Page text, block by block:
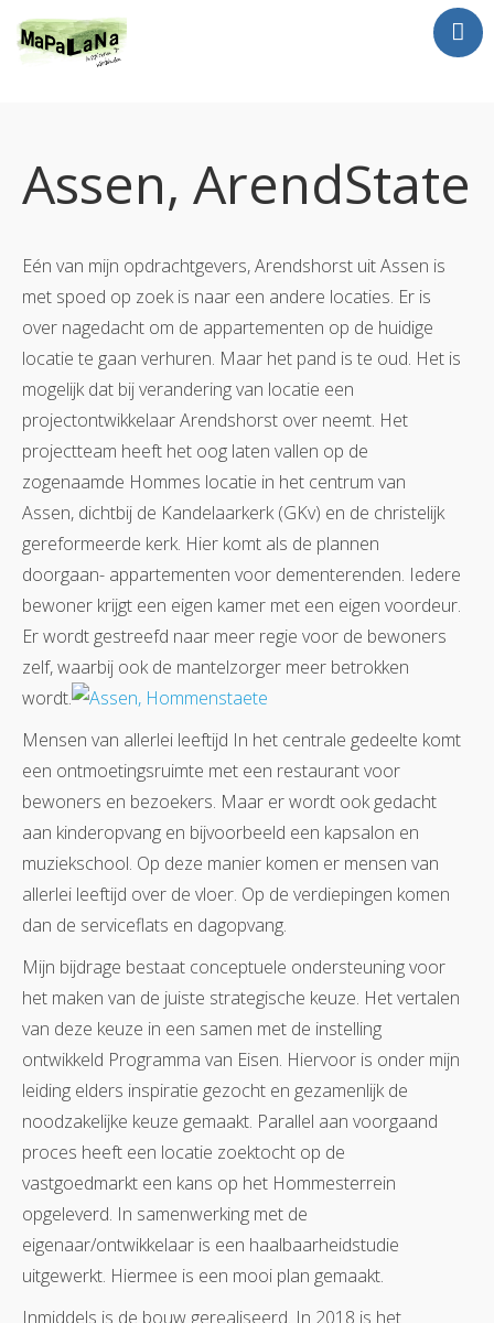
Netwerken en Partners
Opdrachten
Contact
Assen, ArendState
Eén van mijn opdrachtgevers, Arendshorst uit Assen is
met spoed op zoek is naar een andere locaties. Er is
over nagedacht om de appartementen op de huidige
locatie te gaan verhuren. Maar het pand is te oud. Het is
mogelijk dat bij verandering van locatie een
projectontwikkelaar Arendshorst over neemt. Het
projectteam heeft het oog laten vallen op de
zogenaamde Hommes locatie in het centrum van
Assen, dichtbij de Kandelaarkerk (GKv) en de christelijk
gereformeerde kerk. Hier komt als de plannen
doorgaan- appartementen voor dementerenden. Iedere
bewoner krijgt een eigen kamer met een eigen voordeur.
Er wordt gestreefd naar meer regie voor de bewoners
zelf, waarbij ook de mantelzorger meer betrokken
wordt.
Mensen van allerlei leeftijd In het centrale gedeelte komt
een ontmoetingsruimte met een restaurant voor
bewoners en bezoekers. Maar er wordt ook gedacht
aan kinderopvang en bijvoorbeeld een kapsalon en
muziekschool. Op deze manier komen er mensen van
allerlei leeftijd over de vloer. Op de verdiepingen komen
dan de serviceflats en dagopvang.
Mijn bijdrage bestaat conceptuele ondersteuning voor
het maken van de juiste strategische keuze. Het vertalen
van deze keuze in een samen met de instelling
ontwikkeld Programma van Eisen. Hiervoor is onder mijn
leiding elders inspiratie gezocht en gezamenlijk de
noodzakelijke keuze gemaakt. Parallel aan voorgaand
proces heeft een locatie zoektocht op de
vastgoedmarkt een kans op het Hommesterrein
opgeleverd. In samenwerking met de
eigenaar/ontwikkelaar is een haalbaarheidstudie
uitgewerkt. Hiermee is een mooi plan gemaakt.
Inmiddels is de bouw gerealiseerd. In 2018 is het